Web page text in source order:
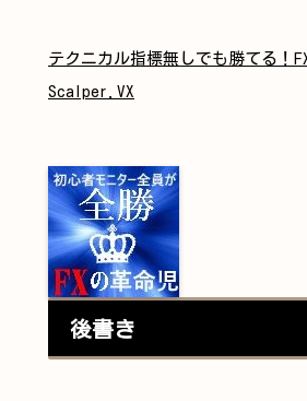
テクニカル指標無しでも勝てる！
Scalper.VX
後書き